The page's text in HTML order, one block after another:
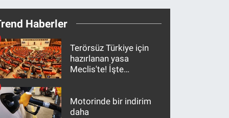
Haberler
Terörsüz Türkiye için
hazırlanan yasa
Meclis'te! İşte
Motorinde bir indirim
daha